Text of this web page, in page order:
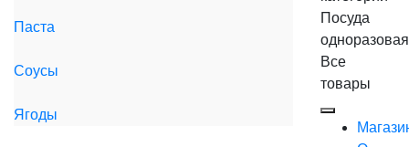
Паста
Соусы
Ягоды
Посуда
одноразовая
Все
товары